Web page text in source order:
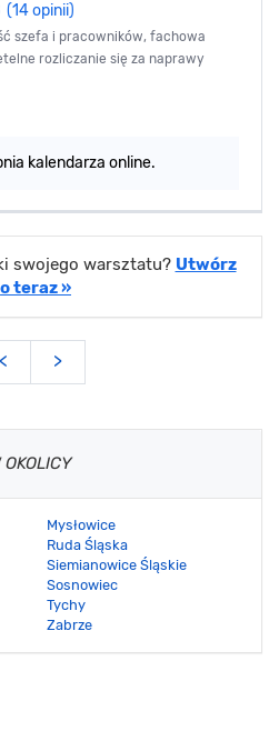
(14 opinii)
szefa i pracowników, fachowa
rozliczanie się za naprawy
kalendarza online.
swojego warsztatu? Utwórz
teraz »
< >
OKOLICY
Mysłowice
Ruda Śląska
Siemianowice Śląskie
Sosnowiec
Tychy
Zabrze